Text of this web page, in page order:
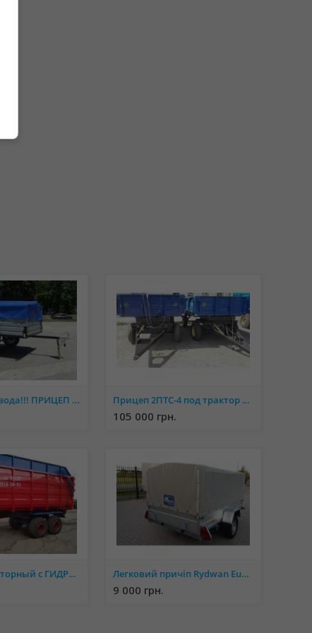
АКЦИЯ от завода!!! ПРИЦЕП ЛЕВ-18!!! Прицеп 2ПТС-4 под трактор МТЗ, ЮМЗ
105 000 грн.
Прицеп тракторный с ГИДРОБОРТОМ 2ПТС-16. В наличии. Легковий причіп Rydwan Euro A-750 (2x1,3)
9 000 грн.